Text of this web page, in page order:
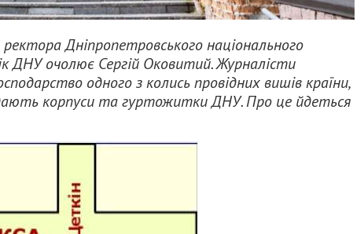
Дніпропетровського національного
ДНУ очолює Сергій Оковитий. Журналісти
одного з колись провідних вишів країни,
корпуси та гуртожитки ДНУ. Про це йдеться